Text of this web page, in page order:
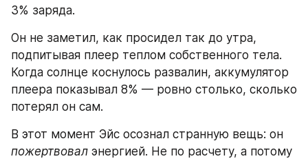
3% заряда.
Он не заметил, как просидел так до утра,
подпитывая плеер теплом собственного тела.
Когда солнце коснулось развалин, аккумулятор
плеера показывал 8% — ровно столько, сколько
потерял он сам.
пожертвовал энергией. Не по расчету, а потому